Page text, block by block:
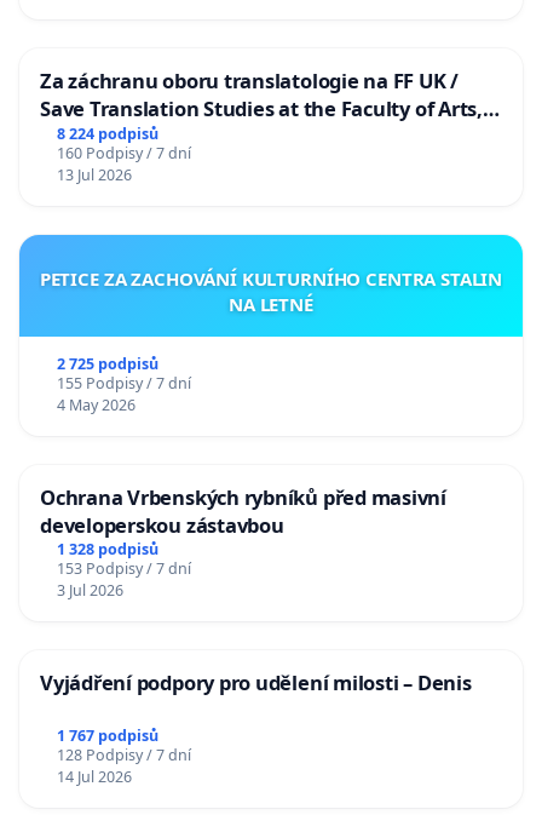
Za záchranu oboru translatologie na FF UK /
Save Translation Studies at the Faculty of Arts,
Charles University
8 224 podpisů
160 Podpisy / 7 dní
13 Jul 2026
PETICE ZA ZACHOVÁNÍ KULTURNÍHO CENTRA STALIN
NA LETNÉ
2 725 podpisů
155 Podpisy / 7 dní
4 May 2026
Ochrana Vrbenských rybníků před masivní
developerskou zástavbou
1 328 podpisů
153 Podpisy / 7 dní
3 Jul 2026
Vyjádření podpory pro udělení milosti – Denis
1 767 podpisů
128 Podpisy / 7 dní
14 Jul 2026